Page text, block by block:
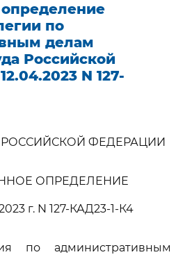
по
делам
Российской
N 127-
ФЕДЕРАЦИИ
ОПРЕДЕЛЕНИЕ
г. N 127-КАД23-1-К4
по административным